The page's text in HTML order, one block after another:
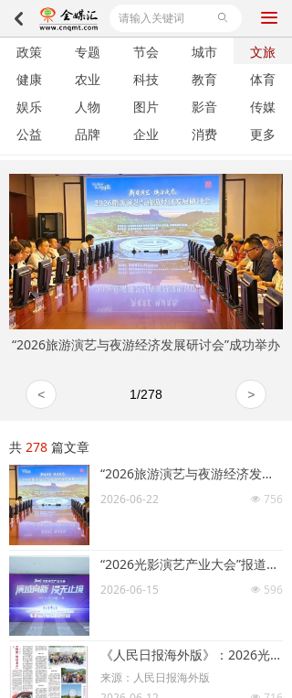
共 278 篇文章
“2026旅游演艺与夜游经济发展研讨会”成功举办
넶 756
2026-06-22
“2026光影演艺产业大会”报道汇总
넶 596
2026-06-15
《人民日报海外版》：2026光影演艺产业大会举办
来源：人民日报海外版
낒 ꄙ 끀
政策 专题 节会 城市
文旅
健康
农业 科技 教育
体育
娱乐
人物 图片 影音
传媒
公益
品牌 企业 消费 更多
“2026旅游演艺与夜游经济发展研讨会”成功举办
< >
1/278